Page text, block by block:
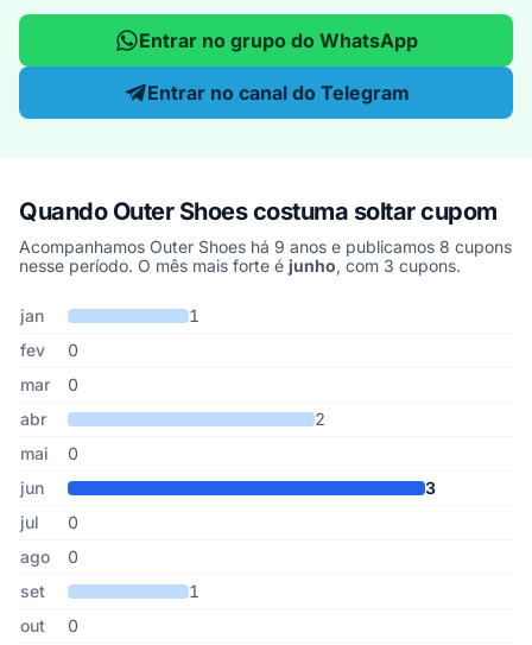
Entrar no grupo do WhatsApp
Entrar no canal do Telegram
Quando Outer Shoes costuma soltar cupom
Acompanhamos Outer Shoes há 9 anos e publicamos 8 cupons
nesse período. O mês mais forte é junho, com 3 cupons.
Cupons de Outer Shoes publicados por mês, somando os últimos
Mês Cupons publicados
jan
1
fev
0
mar
0
abr
2
mai
0
jun
3
jul
0
ago
0
set
1
out
0